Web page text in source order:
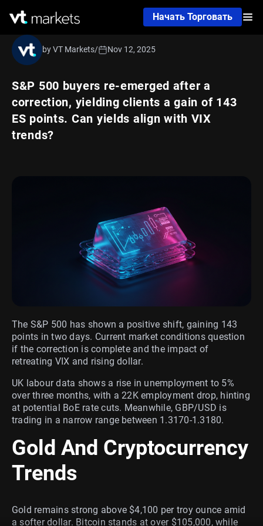
Начать Торговать
S&P 500 buyers re-emerged after a
correction, yielding clients a gain of 143
ES points. Can yields align with VIX
trends?
by VT Markets/ Nov 12, 2025
The S&P 500 has shown a positive shift, gaining 143
points in two days. Current market conditions question
if the correction is complete and the impact of
retreating VIX and rising dollar.
UK labour data shows a rise in unemployment to 5%
over three months, with a 22K employment drop, hinting
at potential BoE rate cuts. Meanwhile, GBP/USD is
trading in a narrow range between 1.3170-1.3180.
Gold And Cryptocurrency
Trends
Gold remains strong above $4,100 per troy ounce amid
a softer dollar. Bitcoin stands at over $105,000, while